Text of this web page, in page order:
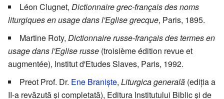
Léon Clugnet, Dictionnaire grec-français des noms
liturgiques en usage dans l'Eglise grecque, Paris, 1895.
Martine Roty, Dictionnaire russe-français des termes en
usage dans l'Eglise russe (troisième édition revue et
augmentée), Institut d'Etudes Slaves, Paris, 1992.
Preot Prof. Dr. Ene Braniște, Liturgica generală (ediția a
II-a revăzută și completată), Editura Institutului Biblic și de